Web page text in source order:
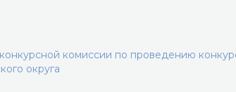
комиссии по проведению
округа